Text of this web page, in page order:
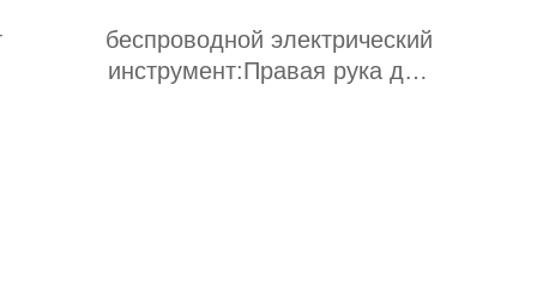
беспроводной электрический
инструмент:Правая рука для